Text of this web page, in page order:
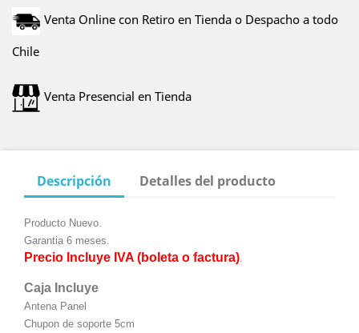
Venta Online con Retiro en Tienda o Despacho a todo
Chile
Venta Presencial en Tienda
Descripción Detalles del producto
Producto Nuevo.
Garantia 6 meses.
Precio Incluye IVA (boleta o factura).
Caja Incluye
Antena Panel
Chupon de soporte 5cm